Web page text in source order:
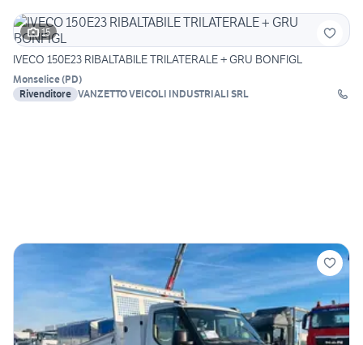
15
IVECO 150E23 RIBALTABILE TRILATERALE + GRU BONFIGL
Monselice(PD)
Rivenditore VANZETTO VEICOLI INDUSTRIALI SRL